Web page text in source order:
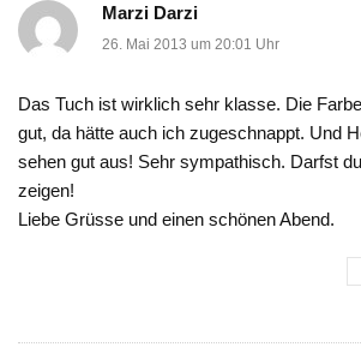
Marzi Darzi
26. Mai 2013 um 20:01 Uhr
Das Tuch ist wirklich sehr klasse. Die
gut, da hätte auch ich zugeschnappt. Und
sehen gut aus! Sehr sympathisch. Darfst
zeigen!
Liebe Grüsse und einen schönen Abend.